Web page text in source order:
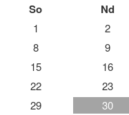
So Nd
1
2
8
9
15
16
22
23
29
30